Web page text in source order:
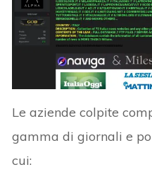
Le aziende colpite
gamma di giornali e
cui: